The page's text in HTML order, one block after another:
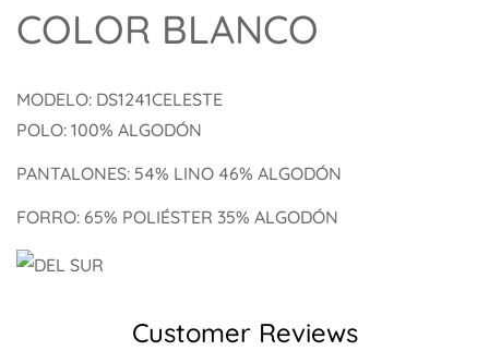
COLOR BLANCO
MODELO: DS1241CELESTE
POLO: 100% ALGODÓN
PANTALONES: 54% LINO 46% ALGODÓN
FORRO: 65% POLIÉSTER 35% ALGODÓN
Customer Reviews